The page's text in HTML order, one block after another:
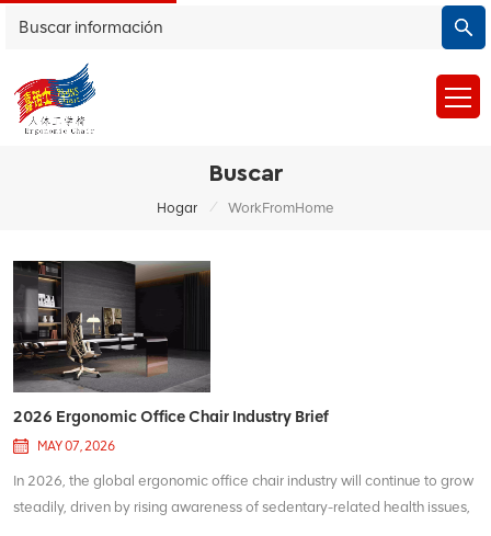
Buscar
Hogar / WorkFromHome
2026 Ergonomic Office Chair Industry Brief
MAY 07, 2026
In 2026, the global ergonomic office chair industry will continue to grow
steadily, driven by rising awareness of sedentary-related health issues,